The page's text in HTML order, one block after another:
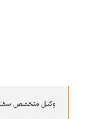
وکیل متخصص سفته